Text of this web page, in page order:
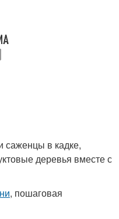
саженцы в кадке,
деревья вместе с
, пошаговая